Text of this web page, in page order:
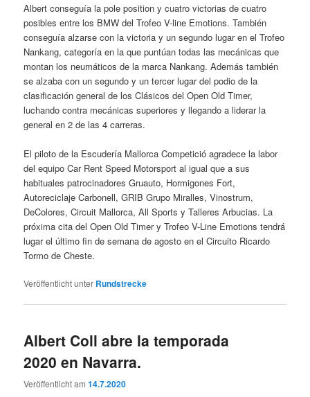
Albert conseguía la pole position y cuatro victorias de cuatro
posibles entre los BMW del Trofeo V-line Emotions. También
conseguía alzarse con la victoria y un segundo lugar en el Trofeo
Nankang, categoría en la que puntúan todas las mecánicas que
montan los neumáticos de la marca Nankang. Además también
se alzaba con un segundo y un tercer lugar del podio de la
clasificación general de los Clásicos del Open Old Timer,
luchando contra mecánicas superiores y llegando a liderar la
general en 2 de las 4 carreras.
El piloto de la Escudería Mallorca Competició agradece la labor
del equipo Car Rent Speed Motorsport al igual que a sus
habituales patrocinadores Gruauto, Hormigones Fort,
Autoreciclaje Carbonell, GRIB Grupo Miralles, Vinostrum,
DeColores, Circuit Mallorca, All Sports y Talleres Arbucias. La
próxima cita del Open Old Timer y Trofeo V-Line Emotions tendrá
lugar el último fin de semana de agosto en el Circuito Ricardo
Tormo de Cheste.
Veröffentlicht unter Rundstrecke
Albert Coll abre la temporada
2020 en Navarra.
Veröffentlicht am14.7.2020